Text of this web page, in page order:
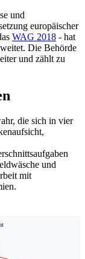
und
europäischer
WAG 2018 - hat
Die Behörde
und zählt zu
die sich in vier
und
mit